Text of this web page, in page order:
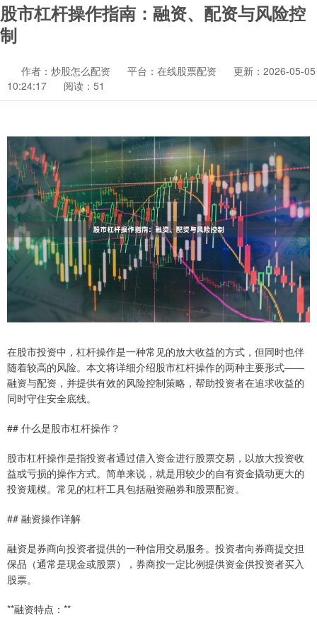
股市杠杆操作指南：融资、配资与风险控
制
作者：炒股怎么配资 平台：在线股票配资
更新：2026-05-05
10:24:17
阅读：51
在股市投资中，杠杆操作是一种常见的放大收益的方式，但同时也伴
随着较高的风险。本文将详细介绍股市杠杆操作的两种主要形式——
融资与配资，并提供有效的风险控制策略，帮助投资者在追求收益的
同时守住安全底线。
## 什么是股市杠杆操作？
股市杠杆操作是指投资者通过借入资金进行股票交易，以放大投资收
益或亏损的操作方式。简单来说，就是用较少的自有资金撬动更大的
投资规模。常见的杠杆工具包括融资融券和股票配资。
## 融资操作详解
融资是券商向投资者提供的一种信用交易服务。投资者向券商提交担
保品（通常是现金或股票），券商按一定比例提供资金供投资者买入
股票。
**融资特点：**